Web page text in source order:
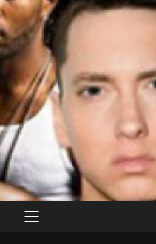
PRIMARY